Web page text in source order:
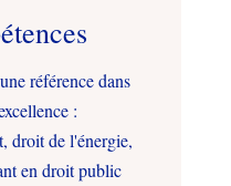
référence dans
:
droit de l'énergie,
en droit public